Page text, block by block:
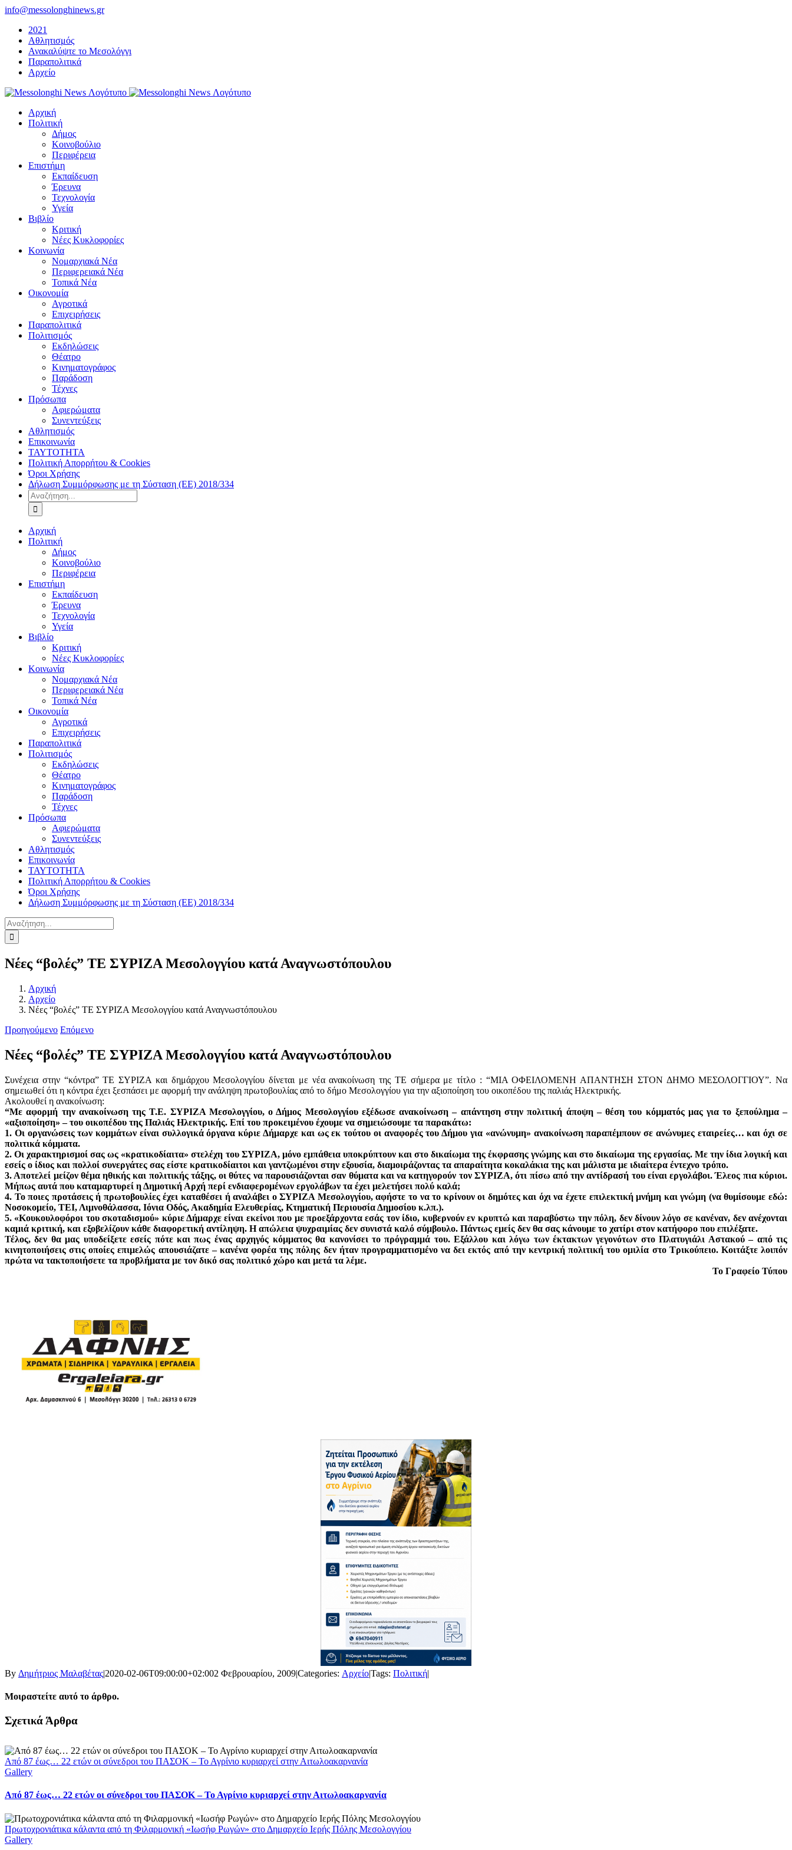
Μετάβαση
περιεχόμενο
info@messolonghinews.gr
2021
Αθλητισμός
Ανακαλύψτε το Μεσολόγγι
Παραπολιτικά
Αρχείο
Αρχική
Πολιτική
Δήμος
Κοινοβούλιο
Περιφέρεια
Επιστήμη
Εκπαίδευση
Έρευνα
Τεχνολογία
Υγεία
Βιβλίο
Κριτική
Νέες Κυκλοφορίες
Κοινωνία
Νομαρχιακά Νέα
Περιφερειακά Νέα
Τοπικά Νέα
Οικονομία
Αγροτικά
Επιχειρήσεις
Παραπολιτικά
Πολιτισμός
Εκδηλώσεις
Θέατρο
Κινηματογράφος
Παράδοση
Τέχνες
Πρόσωπα
Αφιερώματα
Συνεντεύξεις
Αθλητισμός
Επικοινωνία
ΤΑΥΤΟΤΗΤΑ
Πολιτική Απορρήτου & Cookies
Όροι Χρήσης
Δήλωση Συμμόρφωσης με τη Σύσταση (ΕΕ) 2018/334
Αναζήτηση
για:
Αρχική
Πολιτική
Δήμος
Κοινοβούλιο
Περιφέρεια
Επιστήμη
Εκπαίδευση
Έρευνα
Τεχνολογία
Υγεία
Βιβλίο
Κριτική
Νέες Κυκλοφορίες
Κοινωνία
Νομαρχιακά Νέα
Περιφερειακά Νέα
Τοπικά Νέα
Οικονομία
Αγροτικά
Επιχειρήσεις
Παραπολιτικά
Πολιτισμός
Εκδηλώσεις
Θέατρο
Κινηματογράφος
Παράδοση
Τέχνες
Πρόσωπα
Αφιερώματα
Συνεντεύξεις
Αθλητισμός
Επικοινωνία
ΤΑΥΤΟΤΗΤΑ
Πολιτική Απορρήτου & Cookies
Όροι Χρήσης
Δήλωση Συμμόρφωσης με τη Σύσταση (ΕΕ) 2018/334
Αναζήτηση
για:
Νέες “βολές” ΤΕ ΣΥΡΙΖΑ Μεσολογγίου κατά Αναγνωστόπουλου
Αρχική
Αρχείο
Νέες “βολές” ΤΕ ΣΥΡΙΖΑ Μεσολογγίου κατά Αναγνωστόπουλου
Προηγούμενο Επόμενο
Νέες “βολές” ΤΕ ΣΥΡΙΖΑ Μεσολογγίου κατά Αναγνωστόπουλου
Συνέχεια στην “κόντρα” ΤΕ ΣΥΡΙΖΑ και δημάρχου Μεσολογγίου δίνεται με νέα ανακοίνωση της ΤΕ σήμερα με τίτλο : “ΜΙΑ ΟΦΕΙΛΟΜΕΝΗ ΑΠΑΝΤΗΣΗ ΣΤΟΝ ΔΗΜΟ ΜΕΣΟΛΟΓΓΙΟΥ”. Να
σημειωθεί ότι η κόντρα έχει ξεσπάσει με αφορμή την ανάληψη πρωτοβουλίας από το δήμο Μεσολογγίου για την αξιοποίηση του οικοπέδου της παλιάς Ηλεκτρικής.
Ακολουθεί η ανακοίνωση:
“Με αφορμή την ανακοίνωση της Τ.Ε. ΣΥΡΙΖΑ Μεσολογγίου, ο Δήμος Μεσολογγίου εξέδωσε ανακοίνωση – απάντηση στην πολιτική άποψη – θέση του κόμματός μας για το ξεπούλημα –
«αξιοποίηση» – του οικοπέδου της Παλιάς Ηλεκτρικής. Επί του προκειμένου έχουμε να σημειώσουμε τα παρακάτω:
1. Οι οργανώσεις των κομμάτων είναι συλλογικά όργανα κύριε Δήμαρχε και ως εκ τούτου οι αναφορές του Δήμου για «ανώνυμη» ανακοίνωση παραπέμπουν σε ανώνυμες εταιρείες… και όχι σε
πολιτικά κόμματα.
2. Οι χαρακτηρισμοί σας ως «κρατικοδίαιτα» στελέχη του ΣΥΡΙΖΑ, μόνο εμπάθεια υποκρύπτουν και στο δικαίωμα της έκφρασης γνώμης και στο δικαίωμα της εργασίας. Με την ίδια λογική και
εσείς ο ίδιος και πολλοί συνεργάτες σας είστε κρατικοδίαιτοι και γαντζωμένοι στην εξουσία, διαμοιράζοντας τα απαραίτητα κοκαλάκια της και μάλιστα με ιδιαίτερα έντεχνο τρόπο.
3. Αποτελεί μείζον θέμα ηθικής και πολιτικής τάξης, οι θύτες να παρουσιάζονται σαν θύματα και να κατηγορούν τον ΣΥΡΙΖΑ, ότι πίσω από την αντίδρασή του είναι εργολάβοι. Έλεος πια κύριοι.
Μήπως αυτά που καταμαρτυρεί η Δημοτική Αρχή περί ενδιαφερομένων εργολάβων τα έχει μελετήσει πολύ καλά;
4. Το ποιες προτάσεις ή πρωτοβουλίες έχει καταθέσει ή αναλάβει ο ΣΥΡΙΖΑ Μεσολογγίου, αφήστε το να το κρίνουν οι δημότες και όχι να έχετε επιλεκτική μνήμη και γνώμη (να θυμίσουμε εδώ:
Νοσοκομείο, ΤΕΙ, Λιμνοθάλασσα, Ιόνια Οδός, Ακαδημία Ελευθερίας, Κτηματική Περιουσία Δημοσίου κ.λπ.).
5. «Κουκουλοφόροι του σκοταδισμού» κύριε Δήμαρχε είναι εκείνοι που με προεξάρχοντα εσάς τον ίδιο, κυβερνούν εν κρυπτώ και παραβύστω την πόλη, δεν δίνουν λόγο σε κανέναν, δεν ανέχονται
καμιά κριτική, και εξοβελίζουν κάθε διαφορετική αντίληψη. Η απώλεια ψυχραιμίας δεν συνιστά καλό σύμβουλο. Πάντως εμείς δεν θα σας κάνουμε το χατίρι στον κατήφορο που επιλέξατε.
Τέλος, δεν θα μας υποδείξετε εσείς πότε και πως ένας αρχηγός κόμματος θα κανονίσει το πρόγραμμά του. Εξάλλου και λόγω των έκτακτων γεγονότων στο Πλατυγιάλι Αστακού – από τις
κινητοποιήσεις στις οποίες επιμελώς απουσιάζατε – κανένα φορέα της πόλης δεν ήταν προγραμματισμένο να δει εκτός από την κεντρική πολιτική του ομιλία στο Τρικούπειο. Κοιτάξτε λοιπόν
πρώτα να τακτοποιήσετε τα προβλήματα με τον δικό σας πολιτικό χώρο και μετά τα λέμε.
Το Γραφείο Τύπου
By Δημήτριος Μαλαβέτας|2020-02-06T09:00:00+02:002 Φεβρουαρίου, 2009|Categories: Αρχείο|Tags: Πολιτική|
Μοιραστείτε αυτό το άρθρο.
Facebook
X
LinkedIn
WhatsApp
Email
Σχετικά Άρθρα
Από 87 έως… 22 ετών οι σύνεδροι του ΠΑΣΟΚ – Το Αγρίνιο κυριαρχεί στην Αιτωλοακαρνανία
Gallery
Από 87 έως… 22 ετών οι σύνεδροι του ΠΑΣΟΚ – Το Αγρίνιο κυριαρχεί στην Αιτωλοακαρνανία
Πρωτοχρονιάτικα κάλαντα από τη Φιλαρμονική «Ιωσήφ Ρωγών» στο Δημαρχείο Ιερής Πόλης Μεσολογγίου
Gallery